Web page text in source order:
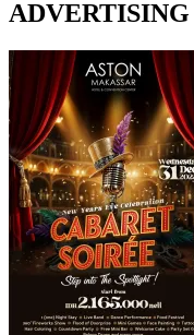
ADVERTISING